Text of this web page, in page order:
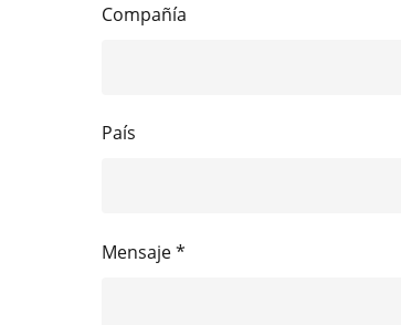
Compañía
País
Mensaje *